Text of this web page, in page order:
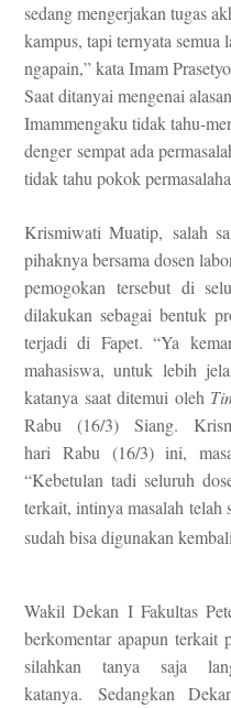
sedang mengerjakan tugas
kampus, tapi ternyata
ngapain,” kata Imam
Saat ditanyai mengenai
Imammengaku tidak tahu-
denger sempat ada
tidak tahu pokok
Krismiwati Muatip, salah
pihaknya bersama dosen
pemogokan tersebut di
dilakukan sebagai bentuk
terjadi di Fapet. “Ya
mahasiswa, untuk lebih
katanya saat ditemui oleh
Rabu (16/3) Siang.
hari Rabu (16/3) ini,
“Kebetulan tadi seluruh
terkait, intinya masalah telah
sudah bisa digunakan
Wakil Dekan I Fakultas
berkomentar apapun terkait
silahkan tanya saja
katanya. Sedangkan